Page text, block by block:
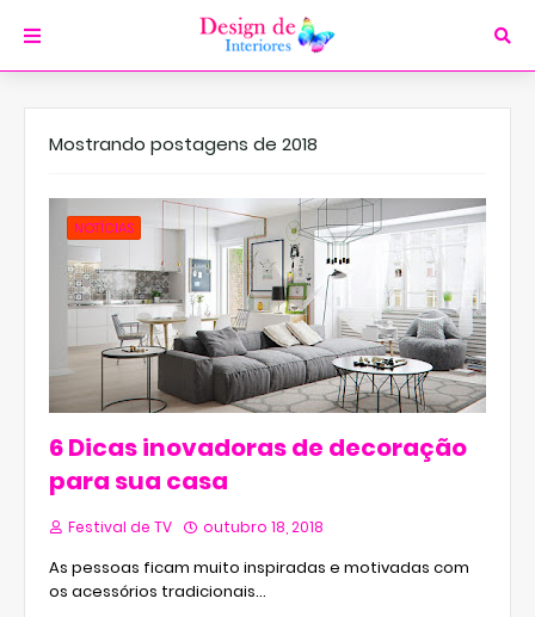
Mostrando postagens de 2018
NOTÍCIAS
6 Dicas inovadoras de decoração
para sua casa
Festival de TV outubro 18, 2018
As pessoas ficam muito inspiradas e motivadas com
os acessórios tradicionais…